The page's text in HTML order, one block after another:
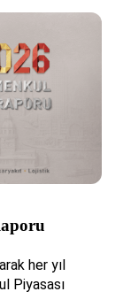
her yıl
Piyasası